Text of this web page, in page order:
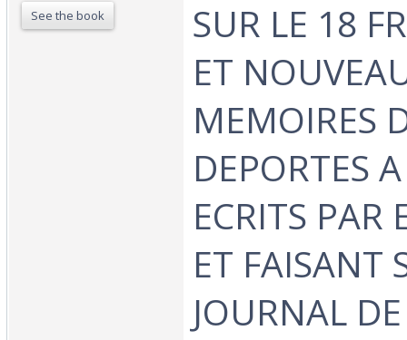
See the book
SUR LE 18
ET
MEMOIRES
DEPORTES
ECRITS PAR
ET FAISANT
JOURNAL